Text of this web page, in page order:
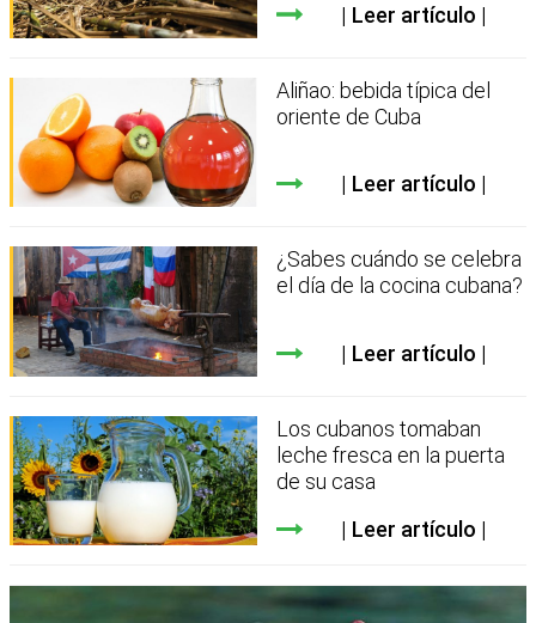
Leer artículo
Aliñao: bebida típica del
oriente de Cuba
Leer artículo
¿Sabes cuándo se celebra
el día de la cocina cubana?
Leer artículo
Los cubanos tomaban
leche fresca en la puerta
de su casa
Leer artículo